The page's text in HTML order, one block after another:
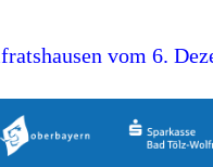
vom 6.